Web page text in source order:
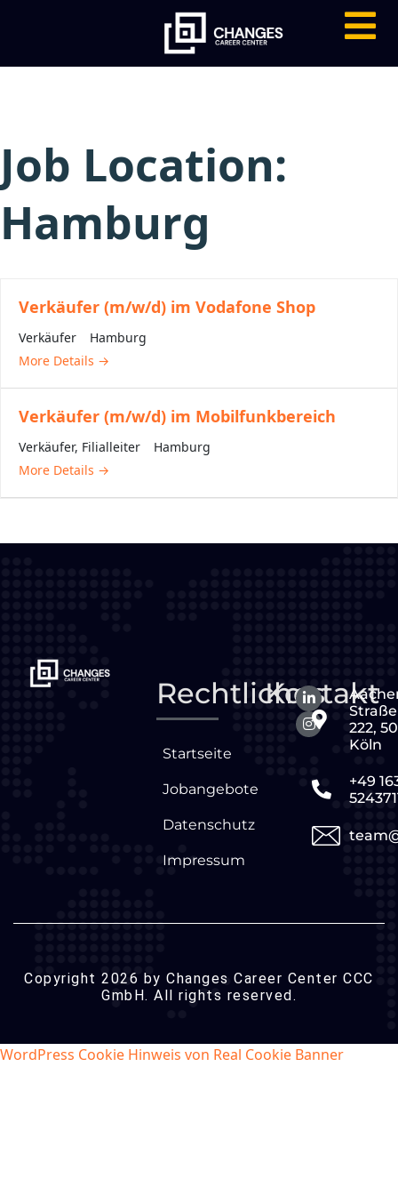
Job Location:
Hamburg
Verkäufer (m/w/d) im Vodafone Shop
Verkäufer
Hamburg
More Details
Verkäufer (m/w/d) im Mobilfunkbereich
Verkäufer Filialleiter
Hamburg
More Details
Rechtliches
Startseite
Jobangebote
Datenschutz
Impressum
Kontakt
Straße
222,
Köln
+49
Copyright 2026 by Changes Career Center CCC
GmbH. All rights reserved.
WordPress Cookie Hinweis von Real Cookie Banner